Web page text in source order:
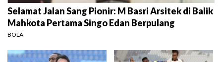
Selamat Jalan Sang Pionir: M Basri Arsitek di Balik
Mahkota Pertama Singo Edan Berpulang
BOLA